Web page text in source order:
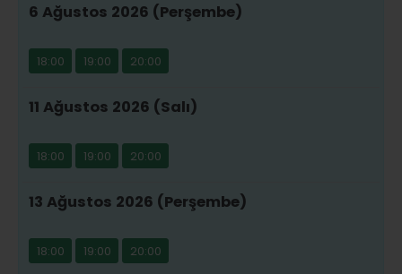
6 Ağustos 2026 (Perşembe)
18:00 19:00 20:00
11 Ağustos 2026 (Salı)
18:00 19:00 20:00
13 Ağustos 2026 (Perşembe)
18:00 19:00 20:00